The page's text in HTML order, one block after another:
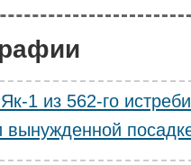
1 из 562-го
вынужденной